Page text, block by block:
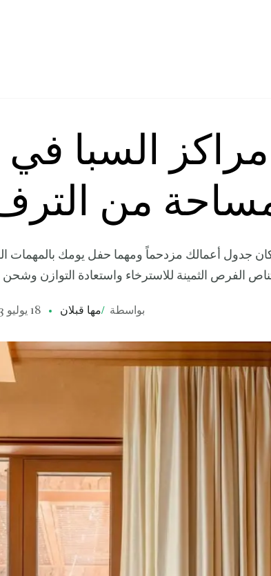
مراكز السبا في
من
جدول أعمالك مزدحماً ومهما حفل يومك بالمهمات
الفرص الثمينة للاسترخاء واستعادة التوازن
بواسطة /مها قبلان 18 يوليو 23